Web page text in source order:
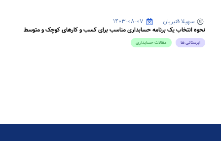
سهیلا قنبریان
۱۴۰۳-۰۸-۰۷
نحوه انتخاب یک برنامه حسابداری مناسب برای کسب و کارهای کوچک و متوسط
ابرستانی ها مقالات حسابداری